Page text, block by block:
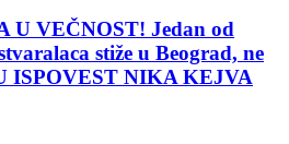
U VEČNOST! Jedan od
stiže u Beograd, ne
ISPOVEST NIKA KEJVA